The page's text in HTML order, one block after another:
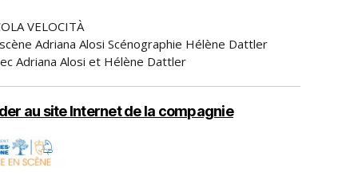
VELOCITÀ
Adriana Alosi Scénographie Hélène Dattler
Adriana Alosi et Hélène Dattler
au site Internet de la compagnie